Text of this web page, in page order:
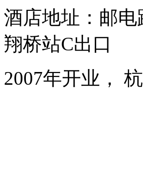
酒店地址：邮
翔桥站C出口
2007年开业，